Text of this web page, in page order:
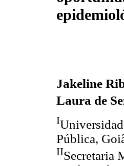
Jakeline
Laura de
I
Pública,
IISecretaria